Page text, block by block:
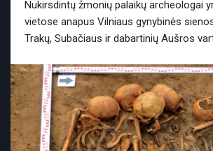
Nukirsdintų žmonių palaikų archeologai
vietose anapus Vilniaus gynybinės
Trakų, Subačiaus ir dabartinių Aušros